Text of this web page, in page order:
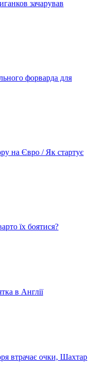
зачарував
форварда для
на Євро / Як стартує
їх боятися?
в Англії
втрачає очки, Шахтар